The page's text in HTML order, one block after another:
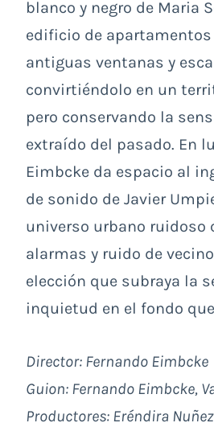
blanco y negro de Maria
edificio de
antiguas ventanas y
convirtiéndolo en un
pero conservando la
extraído del pasado. En
Eimbcke da espacio al
de sonido de Javier
universo urbano ruidoso
alarmas y ruido de
elección que subraya la
inquietud en el fondo
Director: Fernando Eimbcke
Guion: Fernando Eimbcke,
Productores: Eréndira